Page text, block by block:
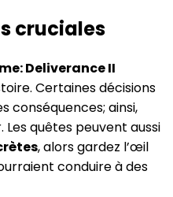
cruciales
Deliverance II
Certaines décisions
conséquences; ainsi,
Les quêtes peuvent aussi
, alors gardez l’œil
conduire à des